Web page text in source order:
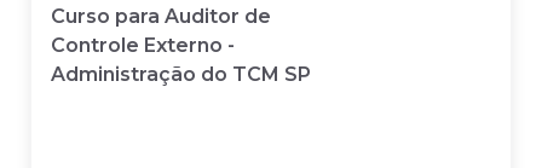
Curso para Auditor de
Controle Externo -
Administração do TCM SP